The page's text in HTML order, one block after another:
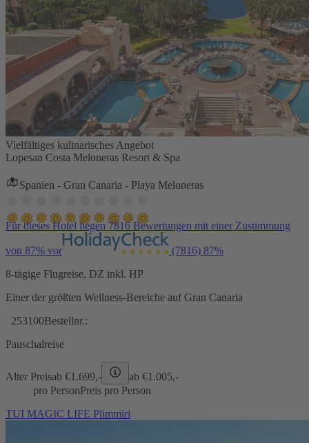
Vielfältiges kulinarisches Angebot
Lopesan Costa Meloneras Resort & Spa
Spanien - Gran Canaria - Playa Meloneras
Für dieses Hotel liegen 7816 Bewertungen mit einer Zustimmung
von 87% vor (7816) 87%
8-tägige Flugreise, DZ inkl. HP
Einer der größten Wellness-Bereiche auf Gran Canaria
253100Bestellnr.:
Pauschalreise
Alter Preisab €1.699,- ab €1.005,-
pro PersonPreis pro Person
TUI MAGIC LIFE Plimmiri